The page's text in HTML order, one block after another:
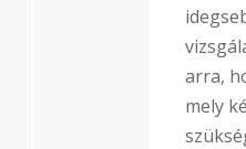
arra,
mely